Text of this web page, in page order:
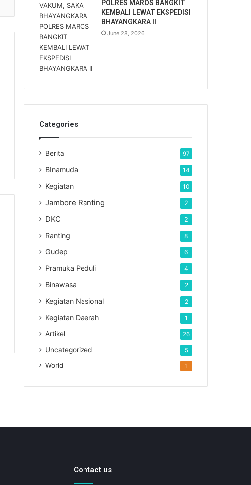
POLRES MAROS BANGKIT
KEMBALI LEWAT EKSPEDISI
BHAYANGKARA II
June 28, 2026
Categories
Berita 97
BInamuda 14
Kegiatan 10
Jambore Ranting 2
DKC 2
Ranting 8
Gudep 6
Pramuka Peduli 4
Binawasa 2
Kegiatan Nasional 2
Kegiatan Daerah 1
Artikel 26
Uncategorized 5
World 1
Contact us